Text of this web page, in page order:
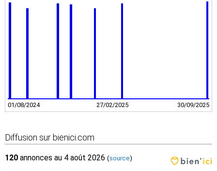
01/08/2024 27/02/2025 30/09/2025
Diffusion sur bienici.com
120 annonces au 4 août 2026 (source)